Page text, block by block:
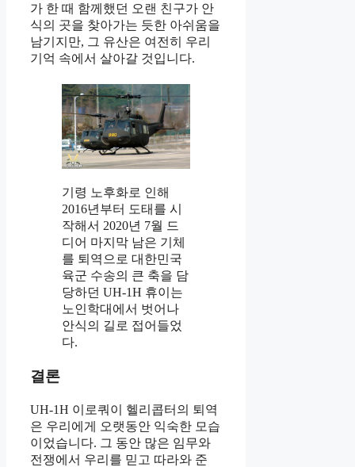
가 한 때 함께했던 오랜 친구가 안
식의 곳을 찾아가는 듯한 아쉬움을
남기지만, 그 유산은 여전히 우리
기억 속에서 살아갈 것입니다.
기령 노후화로 인해
2016년부터 도태를 시
작해서 2020년 7월 드
디어 마지막 남은 기체
를 퇴역으로 대한민국
육군 수송의 큰 축을 담
당하던 UH-1H 휴이는
노인학대에서 벗어나
안식의 길로 접어들었
다.
결론
UH-1H 이로쿼이 헬리콥터의 퇴역
은 우리에게 오랫동안 익숙한 모습
이었습니다. 그 동안 많은 임무와
전쟁에서 우리를 믿고 따라와 준